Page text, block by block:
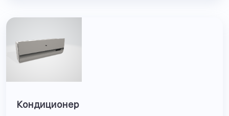
Кондиционер